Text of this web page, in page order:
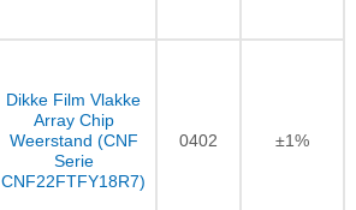
Dikke Film Vlakke
Array Chip
Weerstand (CNF
Serie
CNF22FTFY18R7)
0402 ±1%